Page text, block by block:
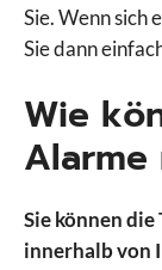
Sie. Wenn sich
Sie dann
Wie
Alarme
Sie können
innerhalb von